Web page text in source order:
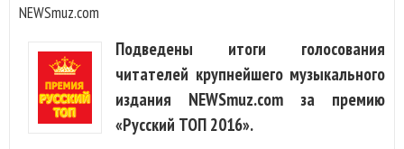
NEWSmuz.com
Подведены итоги голосования
читателей крупнейшего музыкального
издания NEWSmuz.com за премию
«Русский ТОП 2016».